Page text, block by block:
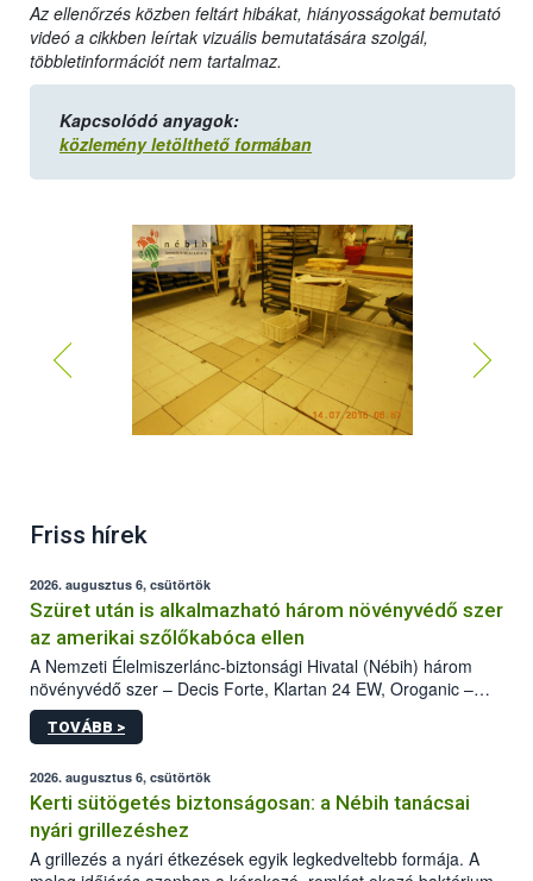
Az ellenőrzés közben feltárt hibákat, hiányosságokat bemutató
videó a cikkben leírtak vizuális bemutatására szolgál,
többletinformációt nem tartalmaz.
Kapcsolódó anyagok:
közlemény letölthető formában
Friss hírek
2026. augusztus 6, csütörtök
Szüret után is alkalmazható három növényvédő szer
az amerikai szőlőkabóca ellen
A Nemzeti Élelmiszerlánc-biztonsági Hivatal (Nébih) három
növényvédő szer – Decis Forte, Klartan 24 EW, Oroganic –
engedélyokiratát módosította, így azok a szüretet követően,
egészen a vesszőérettség (BBCH 91) stádiumáig
érésű szőlőkben is legyen lehetőség a károsító elleni további
védekezésre. Az Oroganic készítmény kis kiszerelésben kiskerti
felhasználók számára is elérhető és ökológiai termesztésben is
engedélyezett.
TOVÁBB >
2026. augusztus 6, csütörtök
Kerti sütögetés biztonságosan: a Nébih tanácsai
nyári grillezéshez
A grillezés a nyári étkezések egyik legkedveltebb formája. A